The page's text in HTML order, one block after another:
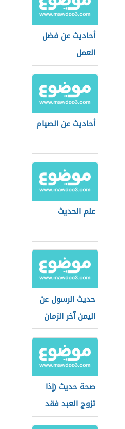
أحاديث عن فضل
العمل
أحاديث عن الصيام
علم الحديث
حديث الرسول عن
اليمن آخر الزمان
صحة حديث (إذا
تزوج العبد فقد
استكمل نصف